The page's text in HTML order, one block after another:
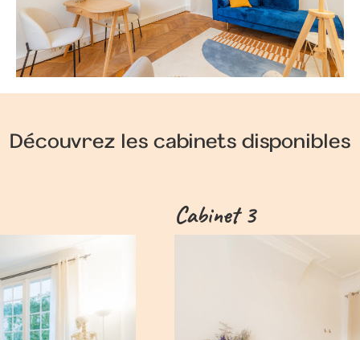
Découvrez les cabinets disponibles
Cabinet 3